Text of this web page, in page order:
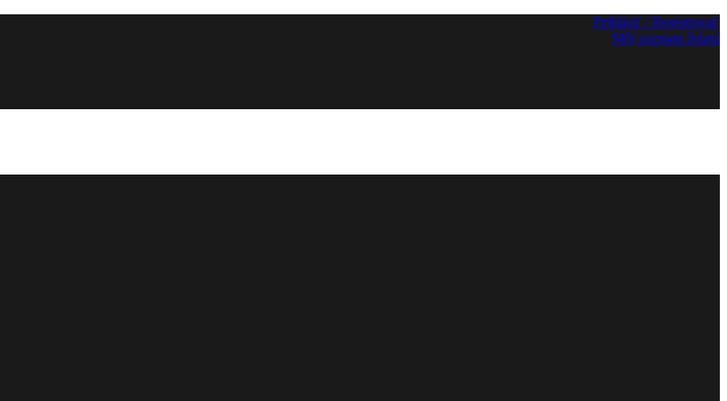
Prihlásiť / Registrovať
Môj zoznam želaní